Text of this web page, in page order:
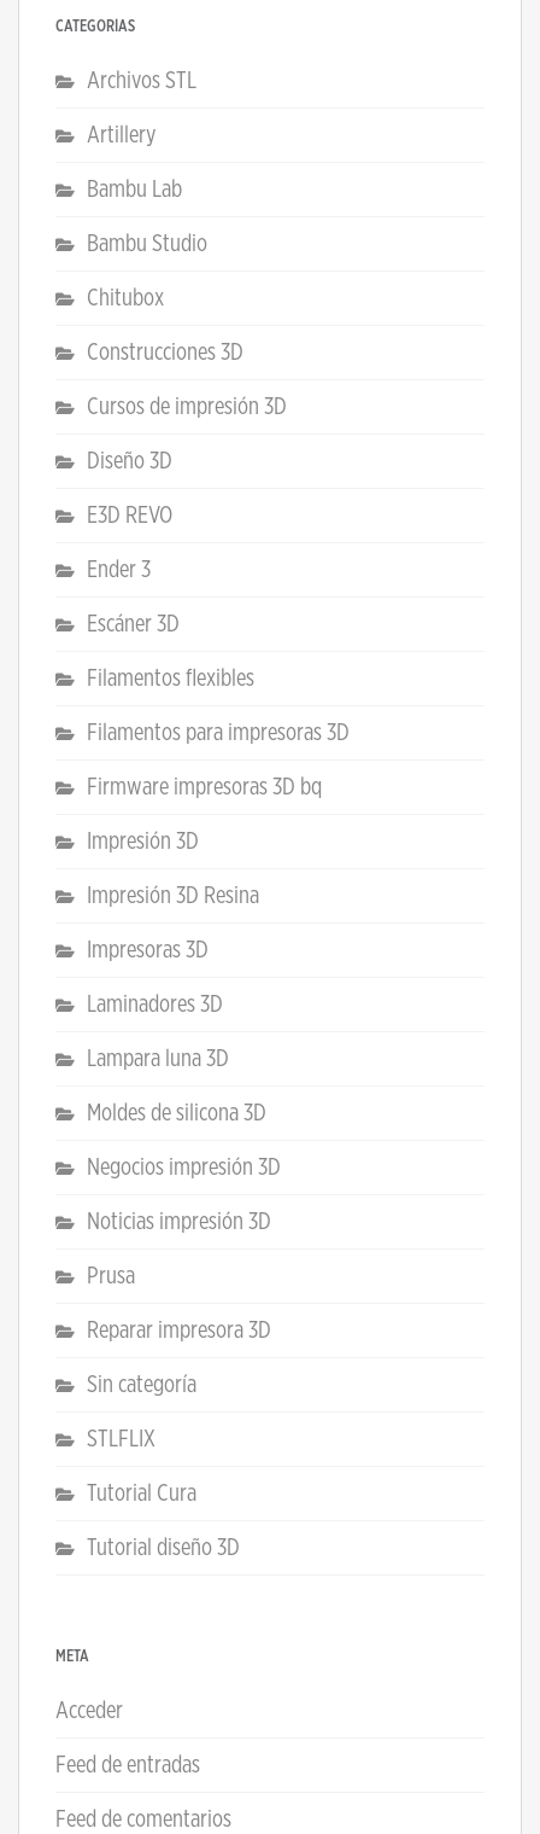
CATEGORÍAS
Archivos STL
Artillery
Bambu Lab
Bambu Studio
Chitubox
Construcciones 3D
Cursos de impresión 3D
Diseño 3D
E3D REVO
Ender 3
Escáner 3D
Filamentos flexibles
Filamentos para impresoras 3D
Firmware impresoras 3D bq
Impresión 3D
Impresión 3D Resina
Impresoras 3D
Laminadores 3D
Lampara luna 3D
Moldes de silicona 3D
Negocios impresión 3D
Noticias impresión 3D
Prusa
Reparar impresora 3D
Sin categoría
STLFLIX
Tutorial Cura
Tutorial diseño 3D
META
Acceder
Feed de entradas
Feed de comentarios